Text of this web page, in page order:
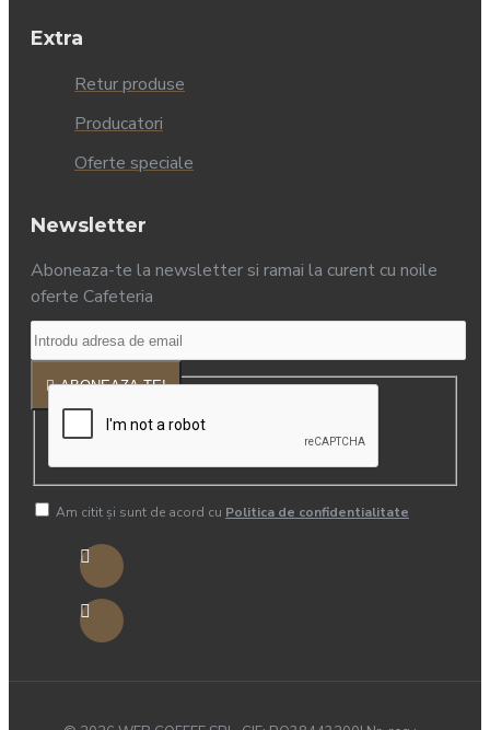
Extra
Retur produse
Producatori
Oferte speciale
Newsletter
Aboneaza-te la newsletter si ramai la curent cu noile
oferte Cafeteria
ABONEAZA-TE!
Am citit şi sunt de acord cu Politica de confidentialitate